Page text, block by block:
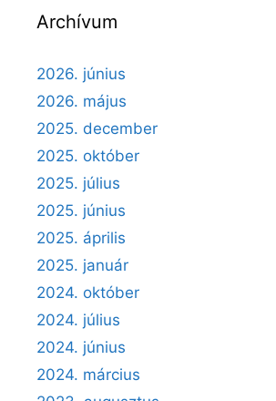
Archívum
2026. június
2026. május
2025. december
2025. október
2025. július
2025. június
2025. április
2025. január
2024. október
2024. július
2024. június
2024. március